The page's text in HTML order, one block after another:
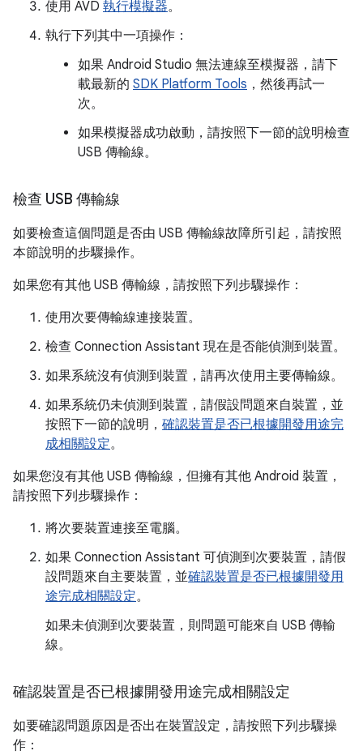
使用 AVD 執行模擬器。
執行下列其中一項操作：
如果 Android Studio 無法連線至模擬器，請下
載最新的 SDK Platform Tools ，然後再試一
次。
如果模擬器成功啟動，請按照下一節的說明檢查
USB 傳輸線。
檢查 USB 傳輸線
如要檢查這個問題是否由 USB 傳輸線故障所引起，請按照
本節說明的步驟操作。
如果您有其他 USB 傳輸線，請按照下列步驟操作：
使用次要傳輸線連接裝置。
檢查 Connection Assistant 現在是否能偵測到裝置。
如果系統沒有偵測到裝置，請再次使用主要傳輸線。
如果系統仍未偵測到裝置，請假設問題來自裝置，並
按照下一節的說明， 確認裝置是否已根據開發用途完
成相關設定。
如果您沒有其他 USB 傳輸線，但擁有其他 Android 裝置，
請按照下列步驟操作：
將次要裝置連接至電腦。
如果 Connection Assistant 可偵測到次要裝置，請假
設問題來自主要裝置，並確認裝置是否已根據開發用
途完成相關設定。
如果未偵測到次要裝置，則問題可能來自 USB 傳輸
線。
確認裝置是否已根據開發用途完成相關設定
如要確認問題原因是否出在裝置設定，請按照下列步驟操
作：